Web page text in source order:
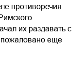
противоречия
их раздавать с
еще